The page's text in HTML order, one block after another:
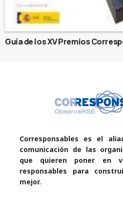
Guía de los XV Premios
Corresponsables es el
comunicación de las
que quieren poner en
responsables para
mejor.